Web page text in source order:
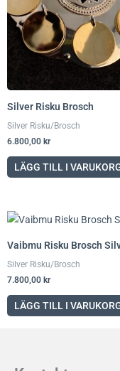
Silver Risku Brosch
Silver Risku/Brosch
6.800,00 kr
LÄGG TILL I
Vaibmu Risku Brosch
Silver Risku/Brosch
7.800,00 kr
LÄGG TILL I